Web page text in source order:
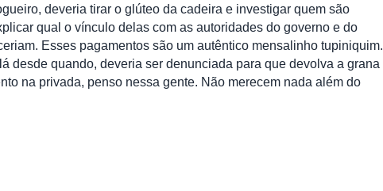
deveria tirar o glúteo da cadeira e investigar quem são
qual o vínculo delas com as autoridades do governo e do
Esses pagamentos são um autêntico mensalinho tupiniquim.
desde quando, deveria ser denunciada para que devolva a grana
na privada, penso nessa gente. Não merecem nada além do